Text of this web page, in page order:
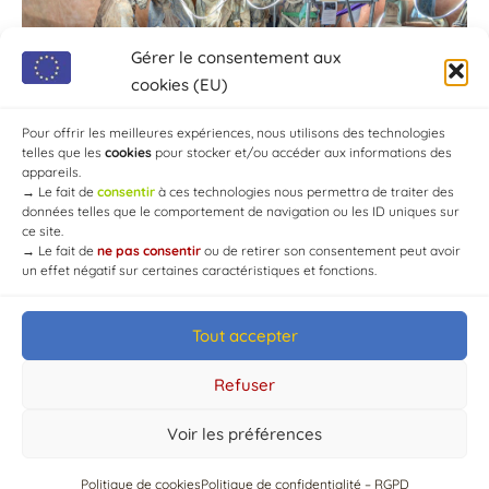
Gérer le consentement aux
cookies (EU)
Pour offrir les meilleures expériences, nous utilisons des technologies
telles que les cookies pour stocker et/ou accéder aux informations des
appareils.
→ Le fait de consentir à ces technologies nous permettra de traiter des
données telles que le comportement de navigation ou les ID uniques sur
ce site.
→ Le fait de ne pas consentir ou de retirer son consentement peut avoir
un effet négatif sur certaines caractéristiques et fonctions.
Tout accepter
Refuser
Voir les préférences
Politique de cookiesPolitique de confidentialité – RGPD
© Mairie de Chaource [2004-2024] | Tous droits réservés.
Developed byWEB3-DESIGN